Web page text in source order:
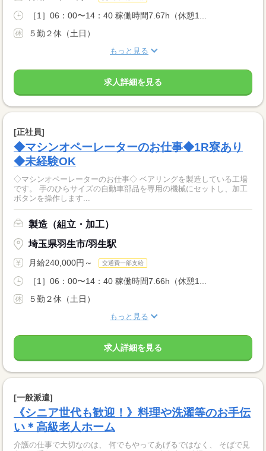
［1］06：00〜14：40 稼働時間7.67h（休憩1...
５勤２休（土日）
もっと見る
求人詳細を見る
[正社員]
◆マシンオペーレーターのお仕事◆1R寮あり
◆未経験OK
◇マシンオペーレーターのお仕事◇ ベアリングを製造している工場
です。 手のひらサイズの自動車部品を専用の機械にセットし、加工
ボタンを操作します...
製造（組立・加工）
埼玉県羽生市/羽生駅
月給240,000円～ 交通費一部支給
［1］06：00〜14：40 稼働時間7.66h（休憩1...
５勤２休（土日）
もっと見る
求人詳細を見る
[一般派遣]
《シニア世代も歓迎！》料理や洗濯等のお手伝
い＊高級老人ホーム
介護の仕事で大切なのは、 何でもやってあげるではなく、 そばで見